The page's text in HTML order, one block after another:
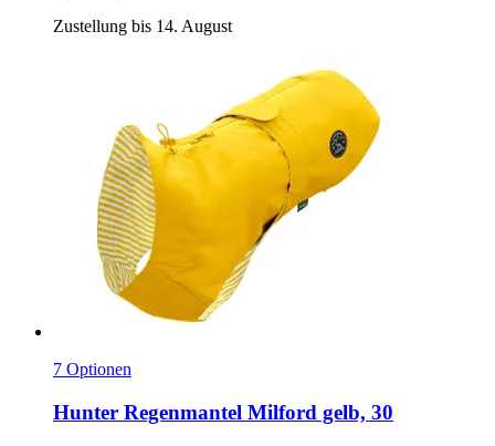
Zustellung bis 14. August
7 Optionen
Hunter Regenmantel Milford gelb, 30